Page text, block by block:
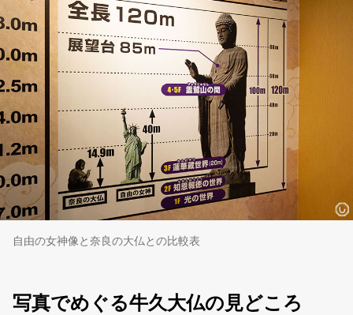
自由の女神像と奈良の大仏との比較表
写真でめぐる牛久大仏の見どころ